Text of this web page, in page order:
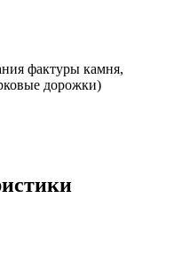
фактуры камня,
дорожки)